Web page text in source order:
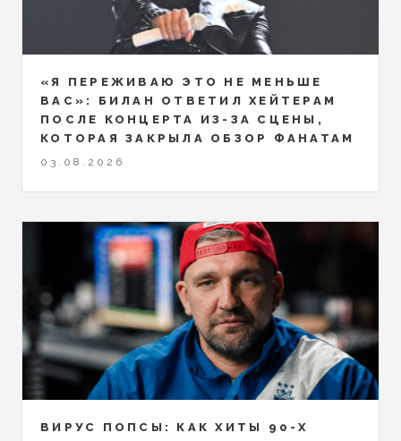
«Я ПЕРЕЖИВАЮ ЭТО НЕ МЕНЬШЕ
ВАС»: БИЛАН ОТВЕТИЛ ХЕЙТЕРАМ
ПОСЛЕ КОНЦЕРТА ИЗ-ЗА СЦЕНЫ,
КОТОРАЯ ЗАКРЫЛА ОБЗОР ФАНАТАМ
03.08.2026
ВИРУС ПОПСЫ: КАК ХИТЫ 90-Х